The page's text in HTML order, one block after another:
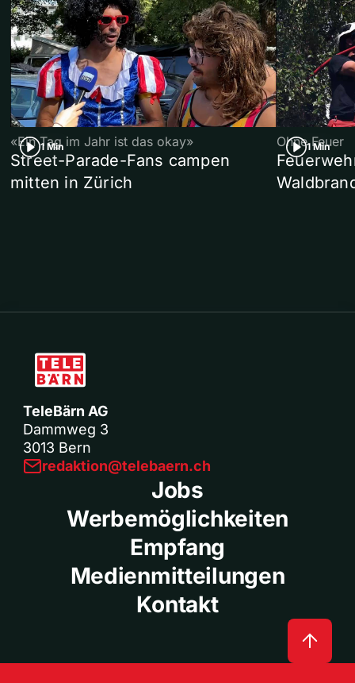
1 Min
«Ein Tag im Jahr ist das okay»
Street-Parade-Fans campen
mitten in Zürich
1 Min
Ohne Feuer
TeleBärn AG
Dammweg 3
3013 Bern
redaktion@telebaern.ch
Jobs
Werbemöglichkeiten
Empfang
Medienmitteilungen
Kontakt